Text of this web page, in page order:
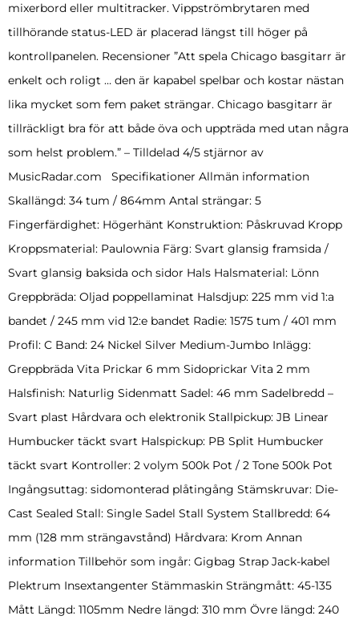
mixerbord eller multitracker. Vippströmbrytaren med
tillhörande status-LED är placerad längst till höger på
kontrollpanelen. Recensioner ”Att spela Chicago basgitarr är
enkelt och roligt … den är kapabel spelbar och kostar nästan
lika mycket som fem paket strängar. Chicago basgitarr är
tillräckligt bra för att både öva och uppträda med utan några
som helst problem.” – Tilldelad 4/5 stjärnor av
MusicRadar.com Specifikationer Allmän information
Skallängd: 34 tum / 864mm Antal strängar: 5
Fingerfärdighet: Högerhänt Konstruktion: Påskruvad Kropp
Kroppsmaterial: Paulownia Färg: Svart glansig framsida /
Svart glansig baksida och sidor Hals Halsmaterial: Lönn
Greppbräda: Oljad poppellaminat Halsdjup: 225 mm vid 1:a
bandet / 245 mm vid 12:e bandet Radie: 1575 tum / 401 mm
Profil: C Band: 24 Nickel Silver Medium-Jumbo Inlägg:
Greppbräda Vita Prickar 6 mm Sidoprickar Vita 2 mm
Halsfinish: Naturlig Sidenmatt Sadel: 46 mm Sadelbredd –
Svart plast Hårdvara och elektronik Stallpickup: JB Linear
Humbucker täckt svart Halspickup: PB Split Humbucker
täckt svart Kontroller: 2 volym 500k Pot / 2 Tone 500k Pot
Ingångsuttag: sidomonterad plåtingång Stämskruvar: Die-
Cast Sealed Stall: Single Sadel Stall System Stallbredd: 64
mm (128 mm strängavstånd) Hårdvara: Krom Annan
information Tillbehör som ingår: Gigbag Strap Jack-kabel
Plektrum Insextangenter Stämmaskin Strängmått: 45-135
Mått Längd: 1105mm Nedre längd: 310 mm Övre längd: 240